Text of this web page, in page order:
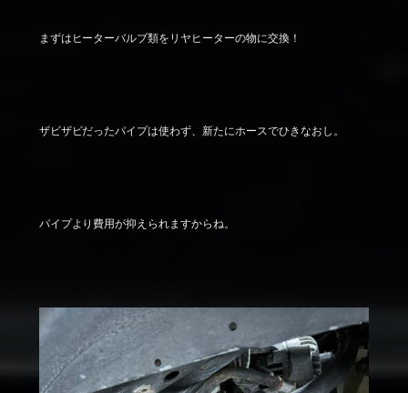
まずはヒーターバルブ類をリヤヒーターの物に交換！
ザビザビだったパイプは使わず、新たにホースでひきなおし。
パイプより費用が抑えられますからね。